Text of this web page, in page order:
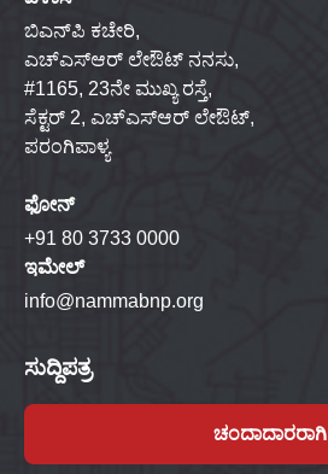
ಬಿಎನ್‌ಪಿ ಕಚೇರಿ,
ಎಚ್‌ಎಸ್‌ಆರ್ ಲೇಔಟ್ ನನಸು,
#1165, 23ನೇ ಮುಖ್ಯ ರಸ್ತೆ,
ಸೆಕ್ಟರ್ 2, ಎಚ್‌ಎಸ್‌ಆರ್ ಲೇಔಟ್,
ಪರಂಗಿಪಾಳ್ಯ
ಫೋನ್
+91 80 3733 0000
ಇಮೇಲ್
info@nammabnp.org
ಸುದ್ದಿಪತ್ರ
ಚಂದಾದಾರರಾಗಿ